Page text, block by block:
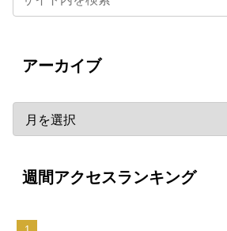
アーカイブ
週間アクセスランキング